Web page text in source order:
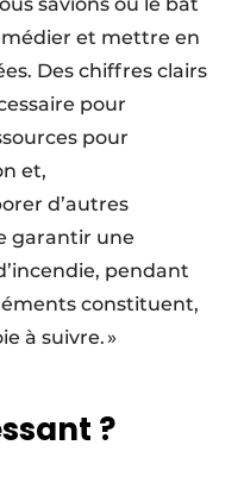
et mettre en
Des chiffres clairs
pour
pour
et,
d’autres
garantir une
pendant
constituent,
à suivre. »
?